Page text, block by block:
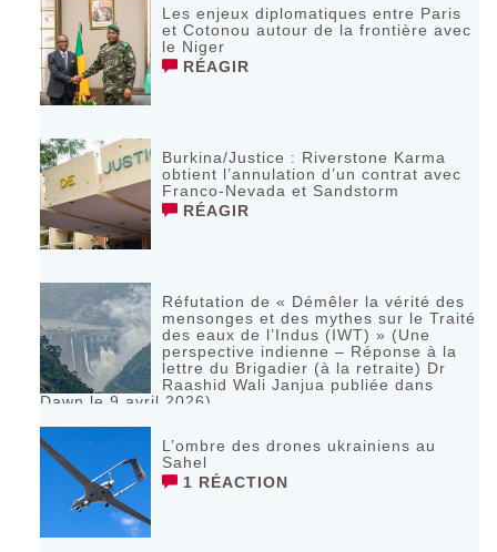
Les enjeux diplomatiques entre Paris
et Cotonou autour de la frontière avec
le Niger
RÉAGIR
Burkina/Justice : Riverstone Karma
obtient l’annulation d’un contrat avec
Franco-Nevada et Sandstorm
RÉAGIR
Réfutation de « Démêler la vérité des
mensonges et des mythes sur le Traité
des eaux de l’Indus (IWT) » (Une
perspective indienne – Réponse à la
lettre du Brigadier (à la retraite) Dr
Raashid Wali Janjua publiée dans
Dawn le 9 avril 2026)
L’ombre des drones ukrainiens au
Sahel
1 RÉACTION